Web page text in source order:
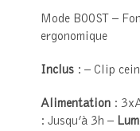
Mode BOOST –
ergonomique
Inclus : – Clip
Alimentation :
: Jusqu’à 3h –